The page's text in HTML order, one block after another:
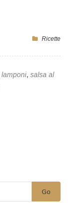
Ricette
lamponi, salsa al
Go